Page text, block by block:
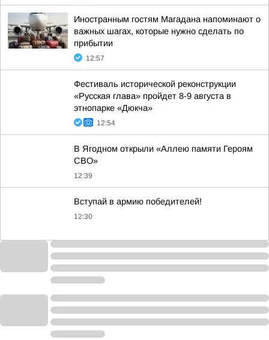
Иностранным гостям Магадана напоминают о
важных шагах, которые нужно сделать по
прибытии
12:57
Фестиваль исторической реконструкции
«Русская глава» пройдет 8-9 августа в
этнопарке «Дюкча»
12:54
В Ягодном открыли «Аллею памяти Героям
СВО»
12:39
Вступай в армию победителей!
12:30